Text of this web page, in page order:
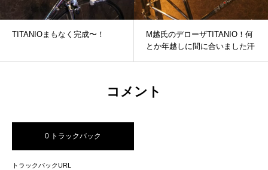
TITANIOまもなく完成〜！
M越氏のデローザTITANIO！何
とか年越しに間に合いました汗
コメント
0 トラックバック
トラックバックURL